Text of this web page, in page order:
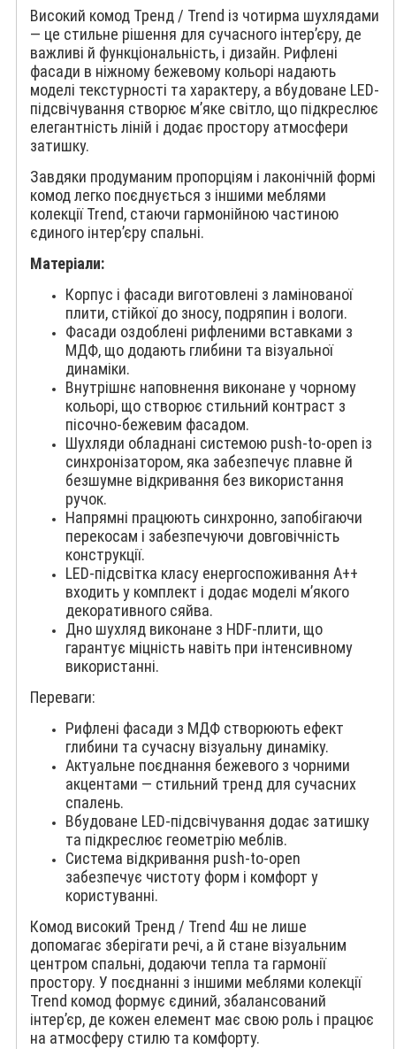
Високий комод Тренд / Trend із чотирма шухлядами
— це стильне рішення для сучасного інтер’єру, де
важливі й функціональність, і дизайн. Рифлені
фасади в ніжному бежевому кольорі надають
моделі текстурності та характеру, а вбудоване LED-
підсвічування створює м’яке світло, що підкреслює
елегантність ліній і додає простору атмосфери
затишку.
Завдяки продуманим пропорціям і лаконічній формі
комод легко поєднується з іншими меблями
колекції Trend, стаючи гармонійною частиною
єдиного інтер’єру спальні.
Матеріали:
Корпус і фасади виготовлені з ламінованої
плити, стійкої до зносу, подряпин і вологи.
Фасади оздоблені рифленими вставками з
МДФ, що додають глибини та візуальної
динаміки.
Внутрішнє наповнення виконане у чорному
кольорі, що створює стильний контраст з
пісочно-бежевим фасадом.
Шухляди обладнані системою push-to-open із
синхронізатором, яка забезпечує плавне й
безшумне відкривання без використання
ручок.
Напрямні працюють синхронно, запобігаючи
перекосам і забезпечуючи довговічність
конструкції.
LED-підсвітка класу енергоспоживання А++
входить у комплект і додає моделі м’якого
декоративного сяйва.
Дно шухляд виконане з HDF-плити, що
гарантує міцність навіть при інтенсивному
використанні.
Переваги:
Рифлені фасади з МДФ створюють ефект
глибини та сучасну візуальну динаміку.
Актуальне поєднання бежевого з чорними
акцентами — стильний тренд для сучасних
спалень.
Вбудоване LED-підсвічування додає затишку
та підкреслює геометрію меблів.
Система відкривання push-to-open
забезпечує чистоту форм і комфорт у
користуванні.
Комод високий Тренд / Trend 4ш не лише
допомагає зберігати речі, а й стане візуальним
центром спальні, додаючи тепла та гармонії
простору. У поєднанні з іншими меблями колекції
Trend комод формує єдиний, збалансований
інтер’єр, де кожен елемент має свою роль і працює
на атмосферу стилю та комфорту.